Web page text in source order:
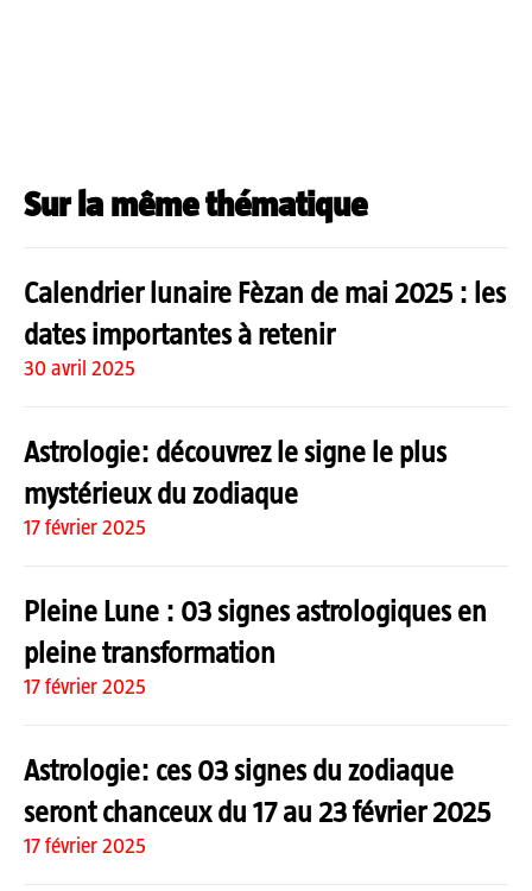
Sur la même thématique
Calendrier lunaire Fèzan de mai 2025 : les
dates importantes à retenir
30 avril 2025
Astrologie: découvrez le signe le plus
mystérieux du zodiaque
17 février 2025
Pleine Lune : 03 signes astrologiques en
pleine transformation
17 février 2025
Astrologie: ces 03 signes du zodiaque
seront chanceux du 17 au 23 février 2025
17 février 2025